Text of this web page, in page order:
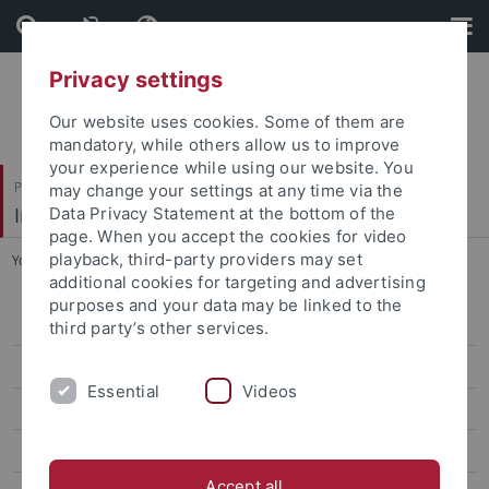
Skip
to
content
Skip
to
footer
Philosophische Fakultät
Institut für Medienwissenschaft
You are here: Startseite ... Lehre
Lehrstuhl für Audiovisuelle Medien, Film und Fernsehen
Forschung
Privacy settings
Our website uses cookies. Some of them are
mandatory, while others allow us to improve
your experience while using our website. You
may change your settings at any time via the
Data Privacy Statement at the bottom of the
page. When you accept the cookies for video
playback, third-party providers may set
additional cookies for targeting and advertising
purposes and your data may be linked to the
third party’s other services.
Essential Videos